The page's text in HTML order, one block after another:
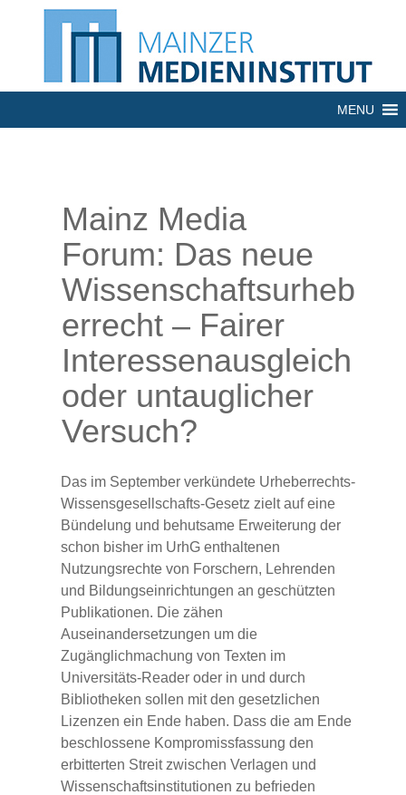
MENU
Mainz Media
Forum: Das neue
Wissenschaftsurheb
errecht – Fairer
Interessenausgleich
oder untauglicher
Versuch?
Das im September verkündete Urheberrechts-
Wissensgesellschafts-Gesetz zielt auf eine
Bündelung und behutsame Erweiterung der
schon bisher im UrhG enthaltenen
Nutzungsrechte von Forschern, Lehrenden
und Bildungseinrichtungen an geschützten
Publikationen. Die zähen
Auseinandersetzungen um die
Zugänglichmachung von Texten im
Universitäts-Reader oder in und durch
Bibliotheken sollen mit den gesetzlichen
Lizenzen ein Ende haben. Dass die am Ende
beschlossene Kompromissfassung den
erbitterten Streit zwischen Verlagen und
Wissenschaftsinstitutionen zu befrieden